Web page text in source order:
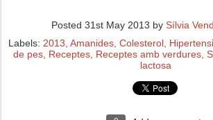
Posted 31st May 2013 by Sílvia
Labels: 2013 Amanides Colesterol
de pes Receptes Receptes amb verdures
lactosa